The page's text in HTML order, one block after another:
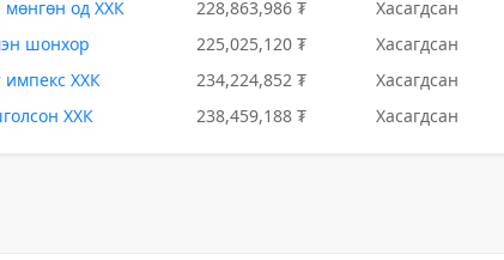
мөнгөн од ХХК 228,863,986 ₮ Хасагдсан
шонхор 225,025,120 ₮ Хасагдсан
импекс ХХК 234,224,852 ₮ Хасагдсан
ХХК 238,459,188 ₮ Хасагдсан